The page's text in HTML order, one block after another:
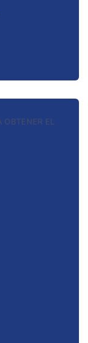
OBTENER EL